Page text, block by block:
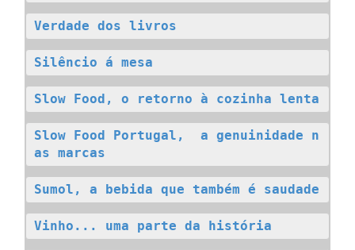
Verdade dos livros
Silêncio á mesa
Slow Food, o retorno à cozinha lenta
Slow Food Portugal,  a genuinidade n
as marcas
Sumol, a bebida que também é saudade
Vinho... uma parte da história